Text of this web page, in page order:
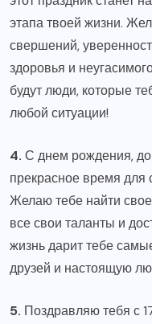
этапа твоей жизни.
свершений,
здоровья и
будут люди, которые
любой ситуации!
4. С днем рождения,
прекрасное время для
Желаю тебе найти
все свои таланты и
жизнь дарит тебе
друзей и настоящую
5. Поздравляю тебя с